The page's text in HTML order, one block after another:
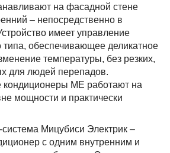
на фасадной стене
– непосредственно в
имеет управление
типа, обеспечивающее деликатное
температуры, без резких,
для людей перепадов.
кондиционеры МЕ работают на
мощности и практически
система Мицубиси Электрик –
с одним внутренним и